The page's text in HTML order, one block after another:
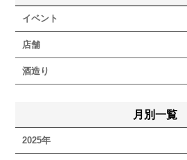
イベント
店舗
酒造り
月別一覧
2025年